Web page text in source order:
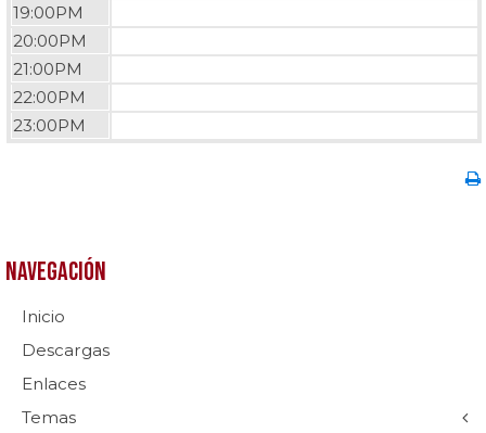
19:00PM
20:00PM
21:00PM
22:00PM
23:00PM
Navegación
Inicio
Descargas
Enlaces
Temas